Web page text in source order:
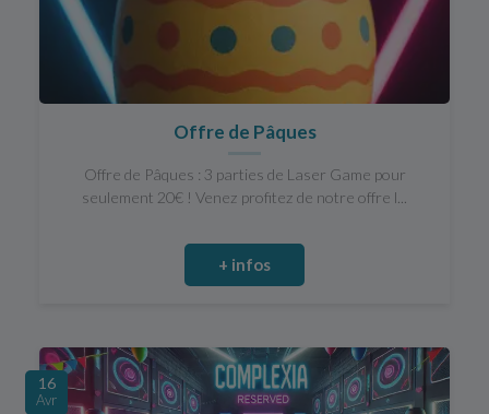
Offre de Pâques
Offre de Pâques : 3 parties de Laser Game pour
seulement 20€ ! Venez profitez de notre offre l...
+ infos
16
Avr